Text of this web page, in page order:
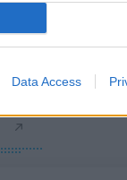
Data Access